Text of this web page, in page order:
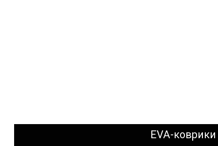
EVA-